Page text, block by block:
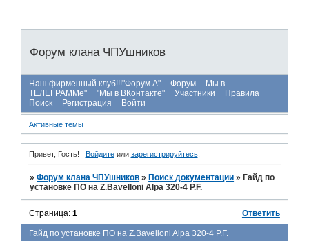
Форум клана ЧПУшников
Наш фирменный клуб!!!"Форум А" Форум
Мы в
ТЕЛЕГРАММе"
"Мы в ВКонтакте" Участники
Правила
Поиск
Регистрация Войти
Активные темы
Привет, Гость! Войдитеили зарегистрируйтесь.
»Форум клана ЧПУшников » Поиск документации » Гайд по
установке ПО на Z.Bavelloni Alpa 320-4 P.F.
Гайд по установке ПО на Z.Bavelloni Alpa 320-4 P.F.
Страница:1 Ответить